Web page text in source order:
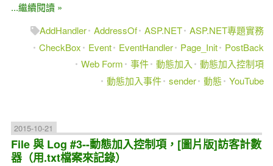
...繼續閱讀 »
AddHandler AddressOf ASP.NET ASP.NET專題實務
CheckBox
Event EventHandler Page_Init
PostBack
Web Form
事件 動態加入
動態加入控制項
動態加入事件 sender 動態 YouTube
2015-10-21
File 與 Log #3--動態加入控制項，[圖片版]訪客計數
器（用.txt檔案來記錄）